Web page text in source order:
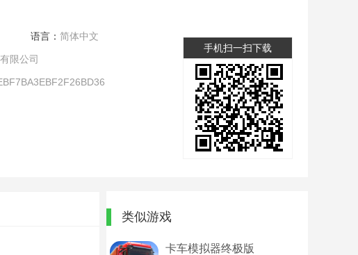
语言： 简体中文
限公司
手机扫一扫下载
类似游戏
卡车模拟器终极版